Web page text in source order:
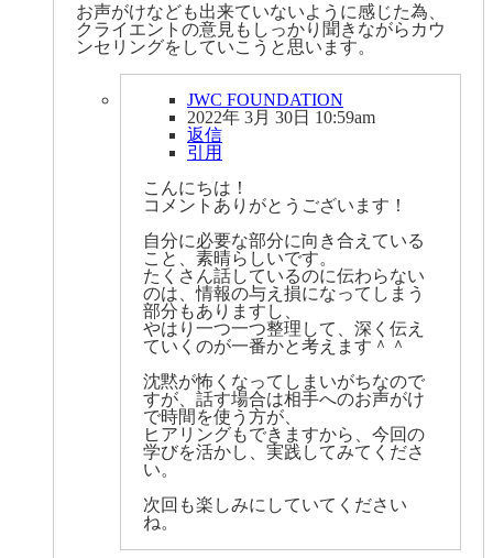
お声がけなども出来ていないように感じた為、
クライエントの意見もしっかり聞きながらカウ
ンセリングをしていこうと思います。
JWC FOUNDATION
2022年 3月 30日 10:59am
返信
引用
こんにちは！
コメントありがとうございます！
自分に必要な部分に向き合えている
こと、素晴らしいです。
たくさん話しているのに伝わらない
のは、情報の与え損になってしまう
部分もありますし、
やはり一つ一つ整理して、深く伝え
ていくのが一番かと考えます＾＾
沈黙が怖くなってしまいがちなので
すが、話す場合は相手へのお声がけ
で時間を使う方が、
ヒアリングもできますから、今回の
学びを活かし、実践してみてくださ
い。
次回も楽しみにしていてください
ね。